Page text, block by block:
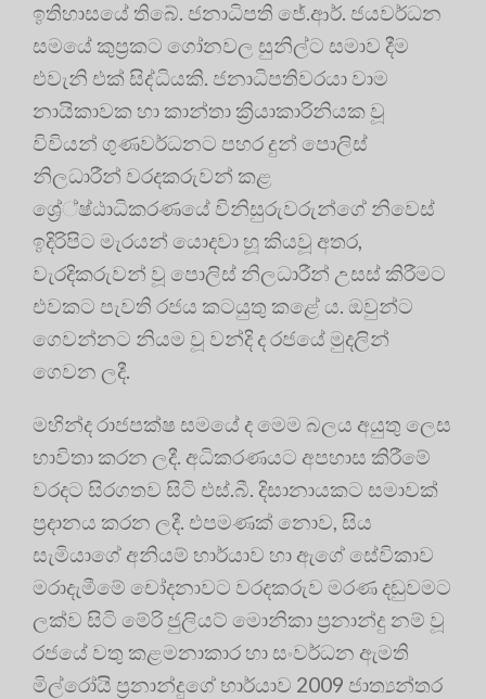
ඉතිහාසයේ තිබේ. ජනාධිපති ජේ.ආර්. ජයවර්ධන
සමයේ කුප්‍රකට ගෝනවල සුනිල්ට සමාව දීම
එවැනි එක් සිද්ධියකි. ජනාධිපතිවරයා වාම
නායිකාවක හා කාන්තා ක්‍රියාකාරිනියක වූ
විවියන් ගුණවර්ධනට පහර දුන් පොලිස්
නිලධාරීන් වරදකරුවන් කළ
ශ්‍රේ්ෂ්ඨාධිකරණයේ විනිසුරුවරුන්ගේ නිවෙස්
ඉදිරිපිට මැරයන් යොදවා හූ කියවූ අතර,
වැරදිකරුවන් වූ පොලිස් නිලධාරීන් උසස් කිරීමට
එවකට පැවති රජය කටයුතු කළේ ය. ඔවුන්ට
ගෙවන්නට නියම වූ වන්දි ද රජයේ මුදලින්
ගෙවන ලදී.
මහින්ද රාජපක්ෂ සමයේ ද මෙම බලය අයුතු ලෙස
භාවිතා කරන ලදී. අධිකරණයට අපහාස කිරීමේ
වරදට සිරගතව සිටි එස්.බී. දිසානායකට සමාවක්
ප්‍රදානය කරන ලදී. එපමණක් නොව, සිය
සැමියාගේ අනියම් භාර්යාව හා ඇගේ සේවිකාව
මරාදැමීමේ චෝදනාවට වරදකරුව මරණ දඬුවමට
ලක්ව සිටි මේරි ජුලියට් මොනිකා ප්‍රනාන්දු නම් වූ
රජයේ වතු කළමනාකාර හා සංවර්ධන ඇමති
මිල්රෝයි ප්‍රනාන්දුගේ භාර්යාව 2009 ජාත්‍යන්තර